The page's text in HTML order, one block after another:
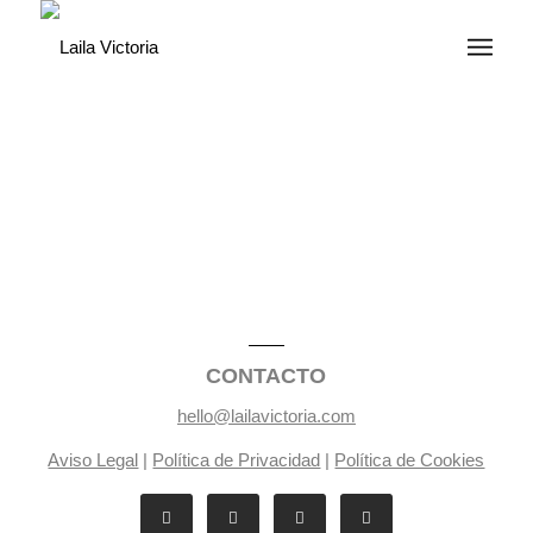
CONTACTO
hello@lailavictoria.com
Aviso Legal | Política de Privacidad | Política de Cookies